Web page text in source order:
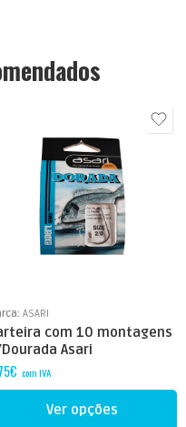
ASARI
com 10 montagens
Asari
€ com IVA
1/0
2
6
Ver opções